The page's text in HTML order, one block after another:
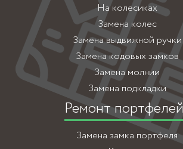
На колесиках
Замена колес
Замена выдвижной ручки
Замена кодовых замков
Замена молнии
Замена подкладки
Ремонт портфелей
Замена замка портфеля